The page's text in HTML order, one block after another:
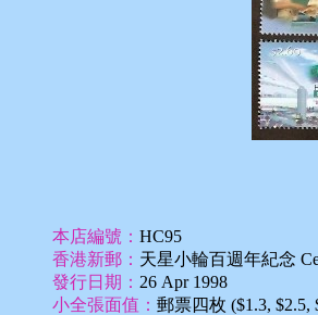
本店編號： HC95
香港新郵： 天星小輪百週年紀念
發行日期： 26 Apr 1998
小全張面值： 郵票四枚 ($1.3, $2.5,